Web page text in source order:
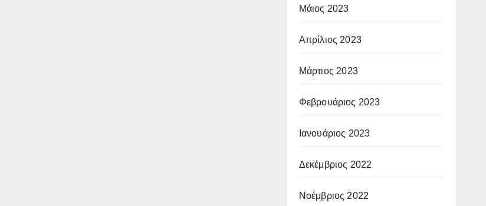
Μάιος 2023
Απρίλιος 2023
Μάρτιος 2023
Φεβρουάριος 2023
Ιανουάριος 2023
Δεκέμβριος 2022
Νοέμβριος 2022